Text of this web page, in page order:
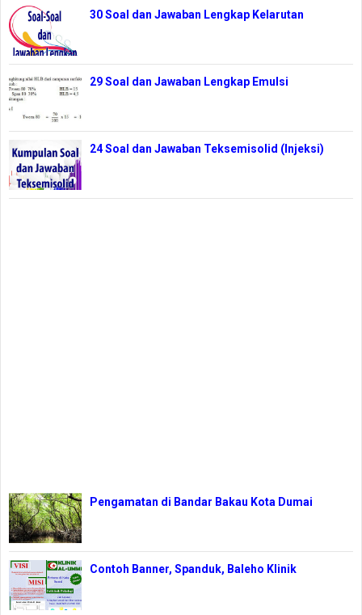
30 Soal dan Jawaban Lengkap Kelarutan
29 Soal dan Jawaban Lengkap Emulsi
24 Soal dan Jawaban Teksemisolid (Injeksi)
Pengamatan di Bandar Bakau Kota Dumai
Contoh Banner, Spanduk, Baleho Klinik